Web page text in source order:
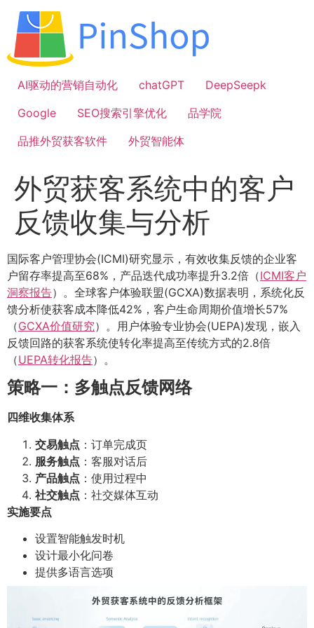
容
AI驱动的营销自动化
chatGPT
DeepSeepk
Google
SEO搜索引擎优化
品学院
品推外贸获客软件
外贸智能体
外贸获客系统中的客户
反馈收集与分析
国际客户管理协会(ICMI)研究显示，有效收集反馈的企业客
户留存率提高至68%，产品迭代成功率提升3.2倍（ICMI客户
洞察报告）。全球客户体验联盟(GCXA)数据表明，系统化反
馈分析使获客成本降低42%，客户生命周期价值增长57%
（GCXA价值研究）。用户体验专业协会(UEPA)发现，嵌入
反馈回路的获客系统使转化率提高至传统方式的2.8倍
（UEPA转化报告）。
策略一：多触点反馈网络
四维收集体系
交易触点 ：订单完成页
服务触点 ：客服对话后
产品触点 ：使用过程中
社交触点 ：社交媒体互动
实施要点
设置智能触发时机
设计最小化问卷
提供多语言选项